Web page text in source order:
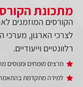
מתכונת הקורס
הקורסים המוזמנים
לצרכי הארגון, מערכי
רלוונטיים וייעודיים.
מרצים מומחים ומנוסים
למידה מתקדמת